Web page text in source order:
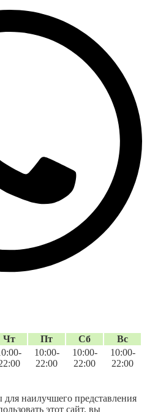
Чт Пт Сб
Вс
10:00-
22:00
10:00-
22:00
10:00-
22:00
наилучшего представления
этот сайт, вы